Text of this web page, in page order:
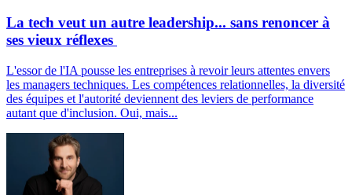
La tech veut un autre leadership... sans renoncer à
ses vieux réflexes
L'essor de l'IA pousse les entreprises à revoir leurs attentes envers
les managers techniques. Les compétences relationnelles, la diversité
des équipes et l'autorité deviennent des leviers de performance
autant que d'inclusion. Oui, mais...